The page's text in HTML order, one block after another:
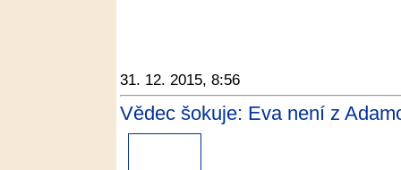
31. 12. 2015, 8:56
Vědec šokuje: Eva není z